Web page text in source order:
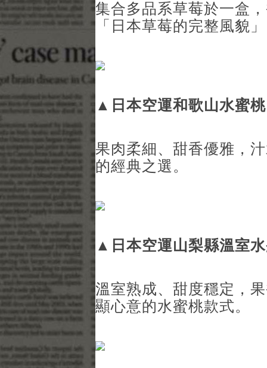
集合多品系草莓於一盒
「日本草莓的完整風貌
▲ 日本空運和歌山水蜜桃
果肉柔細、甜香優雅，
的經典之選。
▲ 日本空運山梨縣溫室
溫室熟成、甜度穩定，
顯心意的水蜜桃款式。